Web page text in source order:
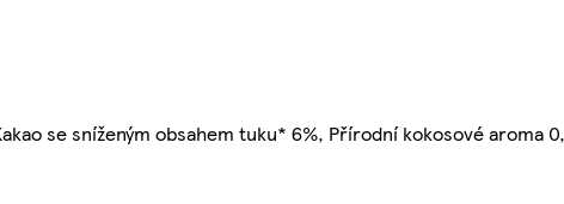
se sníženým obsahem tuku* 6%, Přírodní kokosové aroma